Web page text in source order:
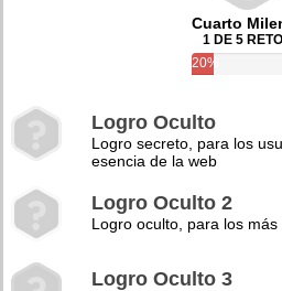
Cuarto
1 DE 5
20%
Logro Oculto
Logro secreto, para los
esencia de la web
Logro Oculto 2
Logro oculto, para los
Logro Oculto 3